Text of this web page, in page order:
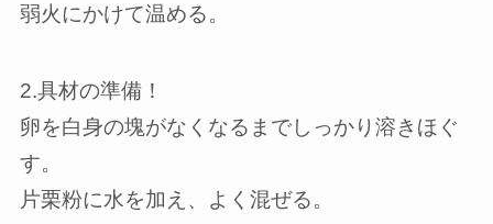
弱火にかけて温める。
2.具材の準備！
卵を白身の塊がなくなるまでしっかり溶きほぐ
す。
片栗粉に水を加え、よく混ぜる。